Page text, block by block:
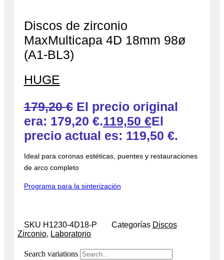
Discos de zirconio
MaxMulticapa 4D 18mm 98ø
(A1-BL3)
HUGE
179,20€ El precio original
era: 179,20 €.119,50 €El
precio actual es: 119,50 €.
Ideal para coronas estéticas, puentes y restauraciones
de arco completo
Programa para la sinterización
SKU H1230-4D18-P Categorías Discos
Zirconio, Laboratorio
Search variations